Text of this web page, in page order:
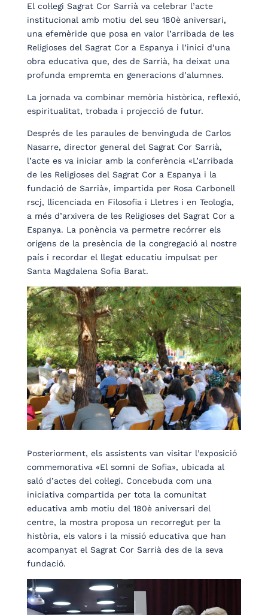
El col·legi Sagrat Cor Sarrià va celebrar l’acte
institucional amb motiu del seu 180è aniversari,
una efemèride que posa en valor l’arribada de les
Religioses del Sagrat Cor a Espanya i l’inici d’una
obra educativa que, des de Sarrià, ha deixat una
profunda empremta en generacions d’alumnes.
La jornada va combinar memòria històrica, reflexió,
espiritualitat, trobada i projecció de futur.
Després de les paraules de benvinguda de Carlos
Nasarre, director general del Sagrat Cor Sarrià,
l’acte es va iniciar amb la conferència «L’arribada
de les Religioses del Sagrat Cor a Espanya i la
fundació de Sarrià», impartida per Rosa Carbonell
rscj, llicenciada en Filosofia i Lletres i en Teologia,
a més d’arxivera de les Religioses del Sagrat Cor a
Espanya. La ponència va permetre recórrer els
orígens de la presència de la congregació al nostre
país i recordar el llegat educatiu impulsat per
Santa Magdalena Sofia Barat.
Posteriorment, els assistents van visitar l’exposició
commemorativa «El somni de Sofia», ubicada al
saló d’actes del col·legi. Concebuda com una
iniciativa compartida per tota la comunitat
educativa amb motiu del 180è aniversari del
centre, la mostra proposa un recorregut per la
història, els valors i la missió educativa que han
acompanyat el Sagrat Cor Sarrià des de la seva
fundació.